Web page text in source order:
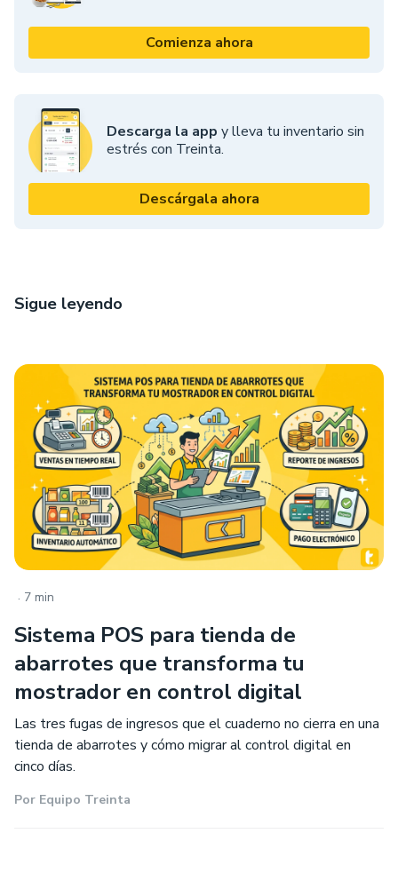
Comienza ahora
Descarga la app y lleva tu inventario sin
estrés con Treinta.
Descárgala ahora
Sigue leyendo
. 7 min
Sistema POS para tienda de
abarrotes que transforma tu
mostrador en control digital
Las tres fugas de ingresos que el cuaderno no cierra en una
tienda de abarrotes y cómo migrar al control digital en
cinco días.
Por Equipo Treinta